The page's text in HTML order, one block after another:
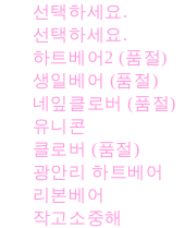
선택하세요.
선택하세요.
하트베어2 (품절)
생일베어 (품절)
네잎클로버 (품절)
유니콘
클로버 (품절)
광안리 하트베어
리본베어
작고소중해